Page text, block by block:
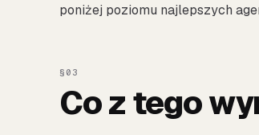
poniżej poziomu najlepszych
Co z tego